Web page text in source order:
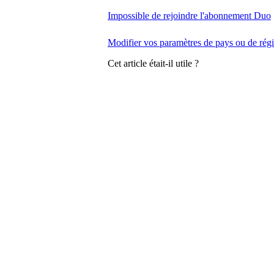
Impossible de rejoindre l'abonnement Duo
Modifier vos paramètres de pays ou de
Cet article était-il utile ?